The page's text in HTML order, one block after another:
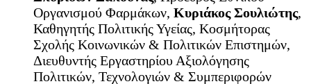
Οργανισμού Φαρμάκων, Κυριάκος Σουλιώτης,
Καθηγητής Πολιτικής Υγείας, Κοσμήτορας
Σχολής Κοινωνικών & Πολιτικών Επιστημών,
Διευθυντής Εργαστηρίου Αξιολόγησης
Πολιτικών, Τεχνολογιών & Συμπεριφορών